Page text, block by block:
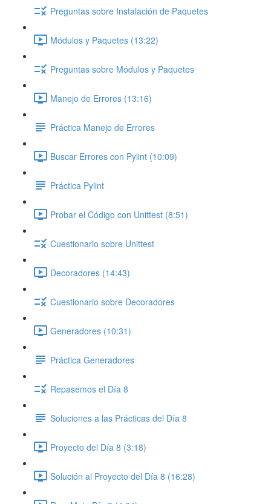
Preguntas sobre Instalación de Paquetes
Módulos y Paquetes (13:22)
Preguntas sobre Módulos y Paquetes
Manejo de Errores (13:16)
Práctica Manejo de Errores
Buscar Errores con Pylint (10:09)
Práctica Pylint
Probar el Código con Unittest (8:51)
Cuestionario sobre Unittest
Decoradores (14:43)
Cuestionario sobre Decoradores
Generadores (10:31)
Práctica Generadores
Repasemos el Día 8
Soluciones a las Prácticas del Día 8
Proyecto del Día 8 (3:18)
Solución al Proyecto del Día 8 (16:28)